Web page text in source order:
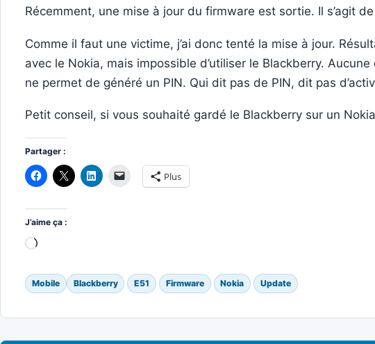
Récemment, une mise à jour du firmware est sortie. Il s’agit
Comme il faut une victime, j’ai donc tenté la mise à jour.
avec le Nokia, mais impossible d’utiliser le Blackberry.
ne permet de généré un PIN. Qui dit pas de PIN, dit pas
Petit conseil, si vous souhaité gardé le Blackberry sur un
Partager :
Plus
J’aime ça :
Chargement…
Mobile Blackberry E51 Firmware Nokia Update